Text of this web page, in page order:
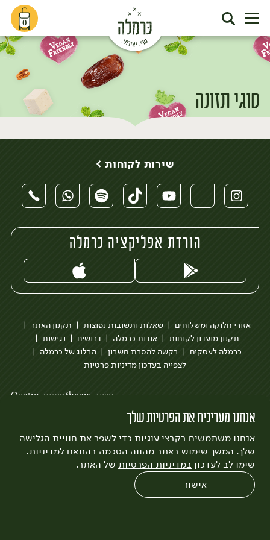
0
סוגי תזונה ללא גלוטן
אנחנו מעריכים את הפרטיות שלך
אנחנו משתמשים בקבצי עוגיות כדי לשפר את חוויית הגלישה
שלך. המשך שימוש באתר מהווה הסכמה בהתאם למדיניות.
שימו לב לעדכון במדיניות הפרטיות של האתר.
אישור
שירות לקוחות >
הורדת אפליקציה כרמלה
אזורי חלוקה ומשלוחים שאלות ותשובות נפוצות
תקנון האתר
תקנון מועדון לקוחות
אודות כרמלה דרושים
נגישות
כרמלה לעסקים
בקשה להסרת חשבון
הבלוג של כרמלה
לצפייה בעדכון מדיניות פרטיות
עיצוב: 3bearsפיתוח: Quatro